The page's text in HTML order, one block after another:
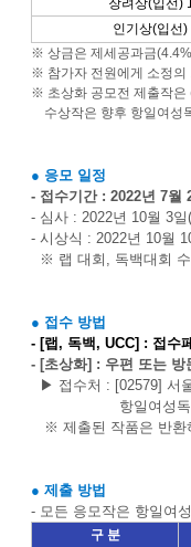
장려상(입선)
인기상(입선)
※ 상금은 제세공과금
※ 참가자 전원에게 소정
※ 초상화 공모전 제출작은
수상작은 향후 항일여성
● 응모 일정
- 접수기간 : 2022년 7월
- 심사 : 2022년 10월 3일(
- 시상식 : 2022년 10월
※ 랩 대회 , 독백대회
● 접수 방법
- [랩, 독백, UCC] : 접수
- [초상화] : 우편 또는 방
▶ 접수처 : [02579] 서
항일여성독립운
※ 제출된 작품은 반환
● 제출 방법
- 모든 응모작은 항일여
구 분